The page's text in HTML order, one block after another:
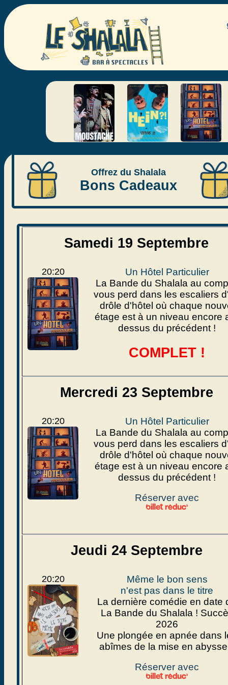
Offrez du Shalala
Bons Cadeaux
Samedi 19 Septembre
20:20
Un Hôtel Particulier
La Bande du Shalala au
vous perd dans les escaliers
drôle d'hôtel où chaque
étage est à un niveau encore
dessus du précédent !
COMPLET !
Mercredi 23 Septembre
20:20
Un Hôtel Particulier
La Bande du Shalala au
vous perd dans les escaliers
drôle d'hôtel où chaque
étage est à un niveau encore
dessus du précédent !
Réserver avec
Jeudi 24 Septembre
20:20
Même le bon sens
n'est pas dans le titre
La dernière comédie en date
La Bande du Shalala !
2026
Une plongée en apnée dans
abîmes de la mise en
Réserver avec